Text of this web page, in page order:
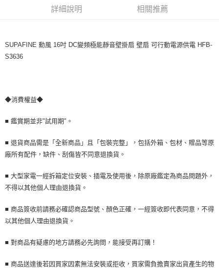
台灣樂天信用卡公司
便利好安心！
１．簡單：不需註冊會員、不需綁卡、不需儲值。
１．於結帳方式選擇「AFTEE先享後付」後，將跳轉至「AFTEE先享後付」
３．收到繳費通知簡訊後14天內，點擊此簡訊中的連結，可透過四大超商／
※ 請注意：結帳手續完成當下不需立刻繳費，但若您需要取消訂單，請聯絡
後付繳納相關費用。
是否繳費成功／繳費後需取消欲退款等相關疑問，請聯繫「AFTEE先享後付
客戶支援中心」https://netprotections.freshdesk.com/support/home
１．透過由恩沛科技股份有限公司提供之「AFTEE先享後付」服務完成之交
易，需依本服務之必要範圍內提供個人資料，並將交易相關給付款項請求債
https://aftee.tw/terms/#terms3
「AFTEE先享後付」，若未經同意申辦者引起之損失，本公司不負相關責
運送方式
詳細說明 相關推薦
SUPAFINE 勳風 16吋 DC變頻極能靜音壁掛扇 壁扇 可行動電源供電 HFB-
S3636
◆消費權益◆
■ 鑑賞期並非"試用期"。
■ 退貨商品需是「全新商品」且「包裝完整」，包括外箱、包材、贈品等原
廠所有配件，缺件、刮傷皆不同意退換貨。
■ 大型家電一經拆箱定位安裝、插電及使用後，除原廠鑑定為商品問題外，
不得以其他個人理由退換貨。
■ 商品簽收前請務必確認商品型號、顏色正確，一經簽收即代表同意，不得
以其他個人理由退換貨。
■ 對商品有疑慮的地方請務必先詢問，能接受再訂購！
■ 商品送達後若因買家因素無法安裝或拒收，買家需負擔賣家出貨產生的物